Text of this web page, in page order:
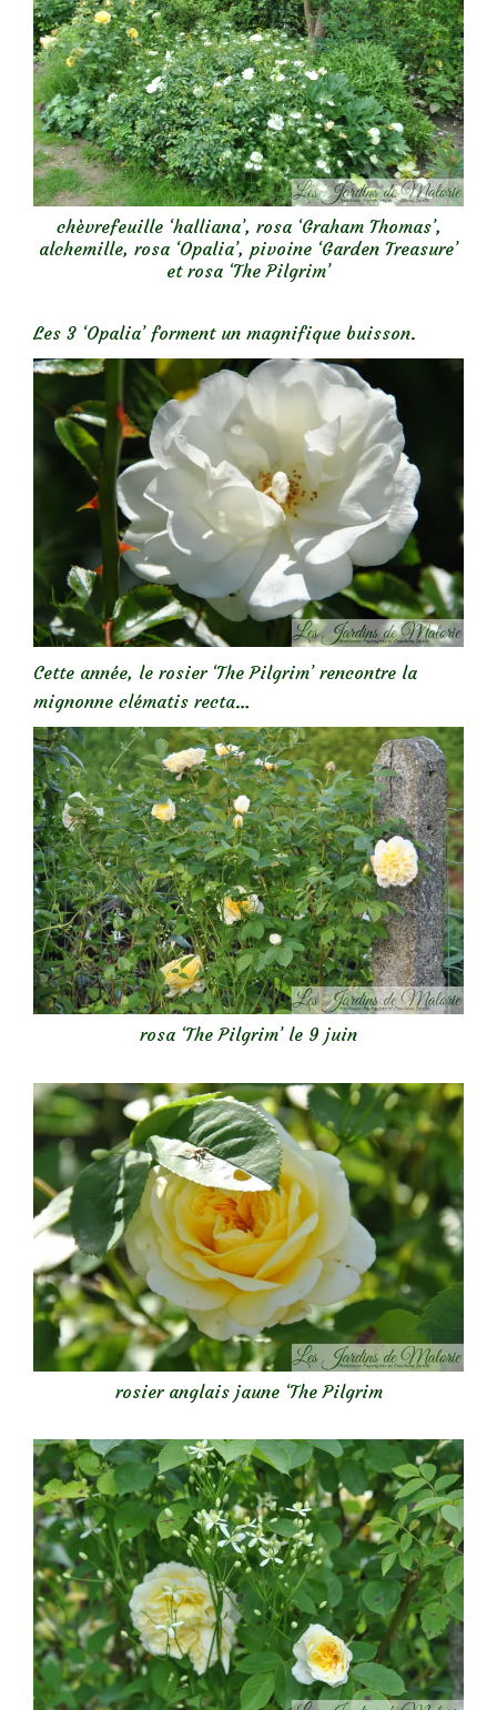
chèvrefeuille ‘halliana’, rosa ‘Graham Thomas’,
alchemille, rosa ‘Opalia’, pivoine ‘Garden Treasure’
et rosa ‘The Pilgrim’
Les 3 ‘Opalia’ forment un magnifique buisson.
Cette année, le rosier ‘The Pilgrim’ rencontre la
mignonne clématis recta…
rosa ‘The Pilgrim’ le 9 juin
rosier anglais jaune ‘The Pilgrim